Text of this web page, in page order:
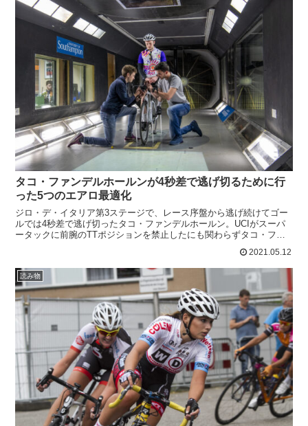
タコ・ファンデルホールンが4秒差で逃げ切るために行
った5つのエアロ最適化
ジロ・デ・イタリア第3ステージで、レース序盤から逃げ続けてゴー
ルでは4秒差で逃げ切ったタコ・ファンデルホールン。UCIがスーパ
ータックに前腕のTTポジションを禁止したにも関わらずタコ・ファ
2021.05.12
読み物